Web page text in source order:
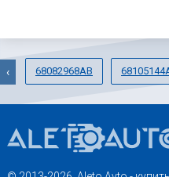
68082968AB
‹